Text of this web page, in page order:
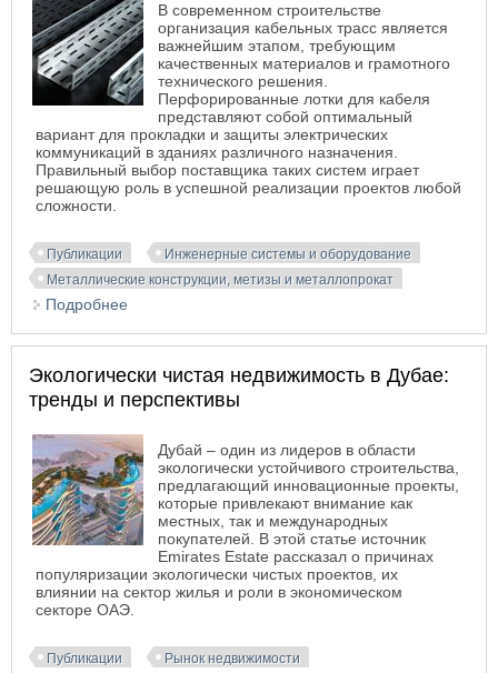
В современном строительстве
организация кабельных трасс является
важнейшим этапом, требующим
качественных материалов и грамотного
технического решения.
Перфорированные лотки для кабеля
представляют собой оптимальный
вариант для прокладки и защиты электрических
коммуникаций в зданиях различного назначения.
Правильный выбор поставщика таких систем играет
решающую роль в успешной реализации проектов любой
сложности.
Публикации
Инженерные системы и оборудование
Металлические конструкции, метизы и металлопрокат
Подробнее
Экологически чистая недвижимость в Дубае:
тренды и перспективы
Дубай – один из лидеров в области
экологически устойчивого строительства,
предлагающий инновационные проекты,
которые привлекают внимание как
местных, так и международных
покупателей. В этой статье источник
Emirates Estate рассказал о причинах
популяризации экологически чистых проектов, их
влиянии на сектор жилья и роли в экономическом
секторе ОАЭ.
Публикации Рынок недвижимости